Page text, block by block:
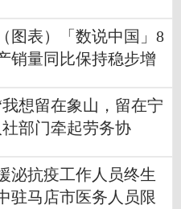
图表）「数说中国」8
销量同比保持稳步增
想留在象山，留在宁
部门牵起劳务协
泌抗疫工作人员终生
驻马店市医务人员限